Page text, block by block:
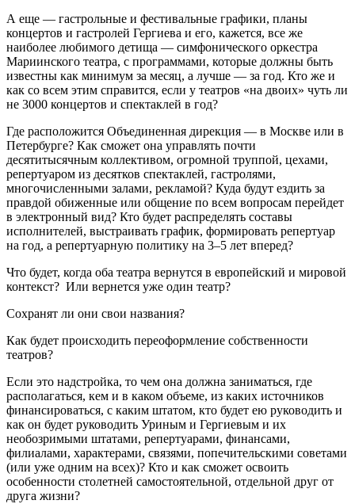
А еще — гастрольные и фестивальные графики, планы
концертов и гастролей Гергиева и его, кажется, все же
наиболее любимого детища — симфонического оркестра
Мариинского театра, с программами, которые должны быть
известны как минимум за месяц, а лучше — за год. Кто же и
как со всем этим справится, если у театров «на двоих» чуть ли
не 3000 концертов и спектаклей в год?
Где расположится Объединенная дирекция — в Москве или в
Петербурге? Как сможет она управлять почти
десятитысячным коллективом, огромной труппой, цехами,
репертуаром из десятков спектаклей, гастролями,
многочисленными залами, рекламой? Куда будут ездить за
правдой обиженные или общение по всем вопросам перейдет
в электронный вид? Кто будет распределять составы
исполнителей, выстраивать график, формировать репертуар
на год, а репертуарную политику на 3–5 лет вперед?
Что будет, когда оба театра вернутся в европейский и мировой
контекст? Или вернется уже один театр?
Сохранят ли они свои названия?
Как будет происходить переоформление собственности
театров?
Если это надстройка, то чем она должна заниматься, где
располагаться, кем и в каком объеме, из каких источников
финансироваться, с каким штатом, кто будет ею руководить и
как он будет руководить Уриным и Гергиевым и их
необозримыми штатами, репертуарами, финансами,
филиалами, характерами, связями, попечительскими советами
(или уже одним на всех)? Кто и как сможет освоить
особенности столетней самостоятельной, отдельной друг от
друга жизни?